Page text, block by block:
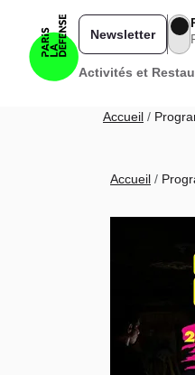
Navigation
Activités et
Newsletter
Fil d'Ariane
Accueil
Fil d'Ariane
Accueil